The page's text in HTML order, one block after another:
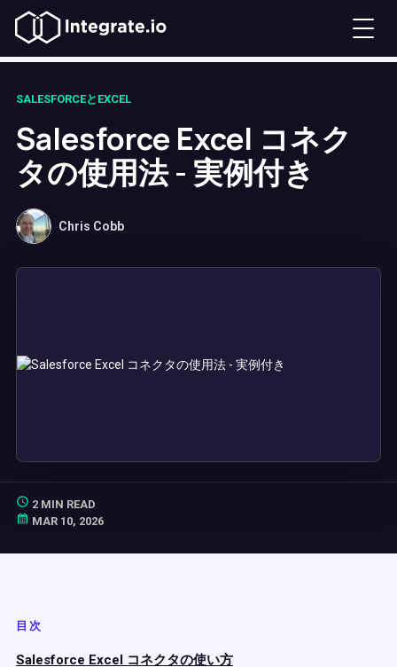
SALESFORCEとEXCEL
Salesforce Excel コネク
タの使用法 - 実例付き
Chris Cobb
2 MIN READ
MAR 10, 2026
目次
Salesforce Excel コネクタの使い方